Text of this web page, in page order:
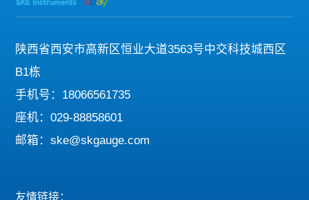
陕西省西安市高新区恒业大道3563号中交科技城西区
B1栋
手机号：18066561735
座机：029-88858601
邮箱：ske@skgauge.com
友情链接：